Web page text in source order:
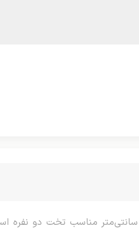
پتو شب‌نما برند بونیتو دو نفره، محصولی نوآورانه و جذاب برای کمپینگ و سفرهای شبانه با ابعاد